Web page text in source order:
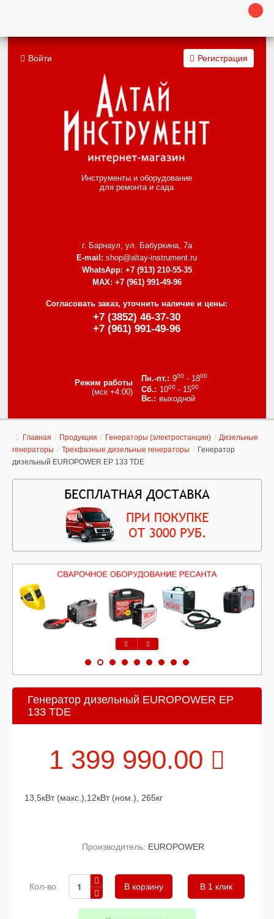
Инструменты и оборудование
для ремонта и сада
г. Барнаул, ул. Бабуркина, 7а
E-mail: shop@altay-instrument.ru
WhatsApp: +7 (913) 210-55-35
MAX: +7 (961) 991-49-96
Согласовать заказ, уточнить наличие и цены:
+7 (3852) 46-37-30
+7 (961) 991-49-96
Режим работы
(мск +4:00)
900- 1800
1000- 1500
выходной
Войти Регистрация
Главная / Продукция / Генераторы (электростанции) / Дизельные
генераторы / Трехфазные дизельные генераторы / Генератор
дизельный EUROPOWER EP 133 TDE
Генератор дизельный EUROPOWER EP
133 TDE
1 399 990.00
13,5кВт (макс.),12кВт (ном.), 265кг
Производитель: EUROPOWER
Кол-во В 1 клик